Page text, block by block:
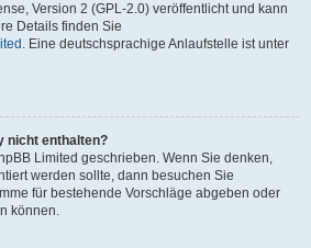
Version 2 (GPL-2.0) veröffentlicht und kann
Details finden Sie
. Eine deutschsprachige Anlaufstelle ist unter
nicht enthalten?
Limited geschrieben. Wenn Sie denken,
werden sollte, dann besuchen Sie
für bestehende Vorschläge abgeben oder
können.